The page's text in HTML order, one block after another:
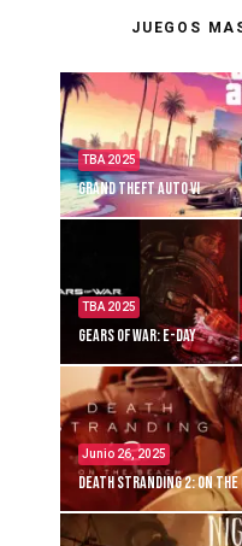
JUEGOS
TBA 2025
Grand Theft Auto VI
TBA 2025
Gears of War: E-Day
Junio 26, 2025
Death Stranding 2: On the